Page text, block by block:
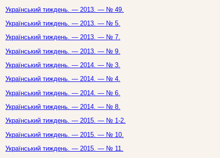
Український тиждень. — 2013. — № 49.
Український тиждень. — 2013. — № 5.
Український тиждень. — 2013. — № 7.
Український тиждень. — 2013. — № 9.
Український тиждень. — 2014. — № 3.
Український тиждень. — 2014. — № 4.
Український тиждень. — 2014. — № 6.
Український тиждень. — 2014. — № 8.
Український тиждень. — 2015. — № 1-2.
Український тиждень. — 2015. — № 10.
Український тиждень. — 2015. — № 11.